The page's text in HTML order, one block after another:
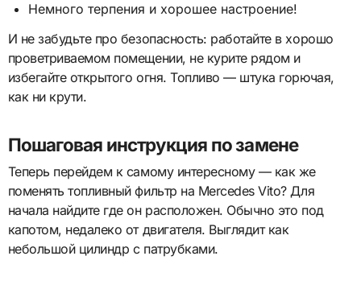
Немного терпения и хорошее настроение!
И не забудьте про безопасность: работайте в хорошо
проветриваемом помещении, не курите рядом и
избегайте открытого огня. Топливо — штука горючая,
как ни крути.
Пошаговая инструкция по замене
Теперь перейдем к самому интересному — как же
поменять топливный фильтр на Mercedes Vito? Для
начала найдите где он расположен. Обычно это под
капотом, недалеко от двигателя. Выглядит как
небольшой цилиндр с патрубками.